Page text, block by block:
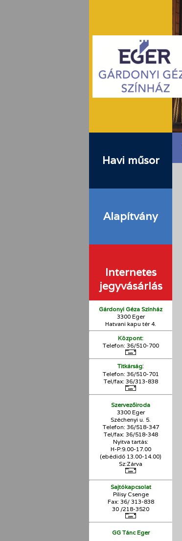
Havi műsor
Alapítvány
Internetes
jegyvásárlás
Gárdonyi Géza Színház
3300 Eger
Hatvani kapu tér 4.
Központ:
Telefon: 36/510-700
Titkárság:
Telefon: 36/510-701
Tel/fax: 36/313-838
Szervezőiroda
3300 Eger
Széchenyi u. 5.
Telefon: 36/518-347
Tel/fax: 36/518-348
Nyitva tartás:
H-P:9.00-17.00
(ebédidő 13.00-14.00)
Sz:Zárva
Sajtókapcsolat
Pilisy Csenge
Fax: 36/ 313-838
30 /218-3520
GG Tánc Eger